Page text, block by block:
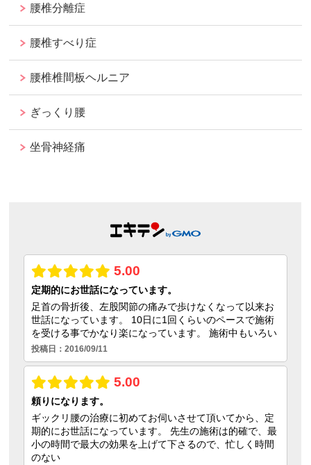
腰椎分離症
腰椎すべり症
腰椎椎間板ヘルニア
ぎっくり腰
坐骨神経痛